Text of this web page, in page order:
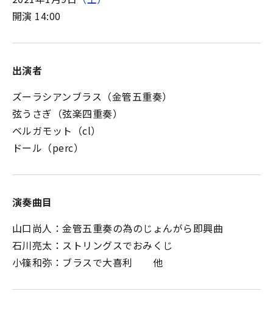
開演 14:00
出演者
ズーラシアンブラス（金管五重奏）
弦うさぎ（弦楽四重奏）
ベルガモット（cl）
ドール（perc）
演奏曲目
山口尚人：金管五重奏の為のじょんがら即興曲
石川亮太：ストリングスでおみくじ
小篠和弥：ブラスで大喜利 他